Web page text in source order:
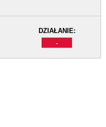
DZIAŁANIE:
-